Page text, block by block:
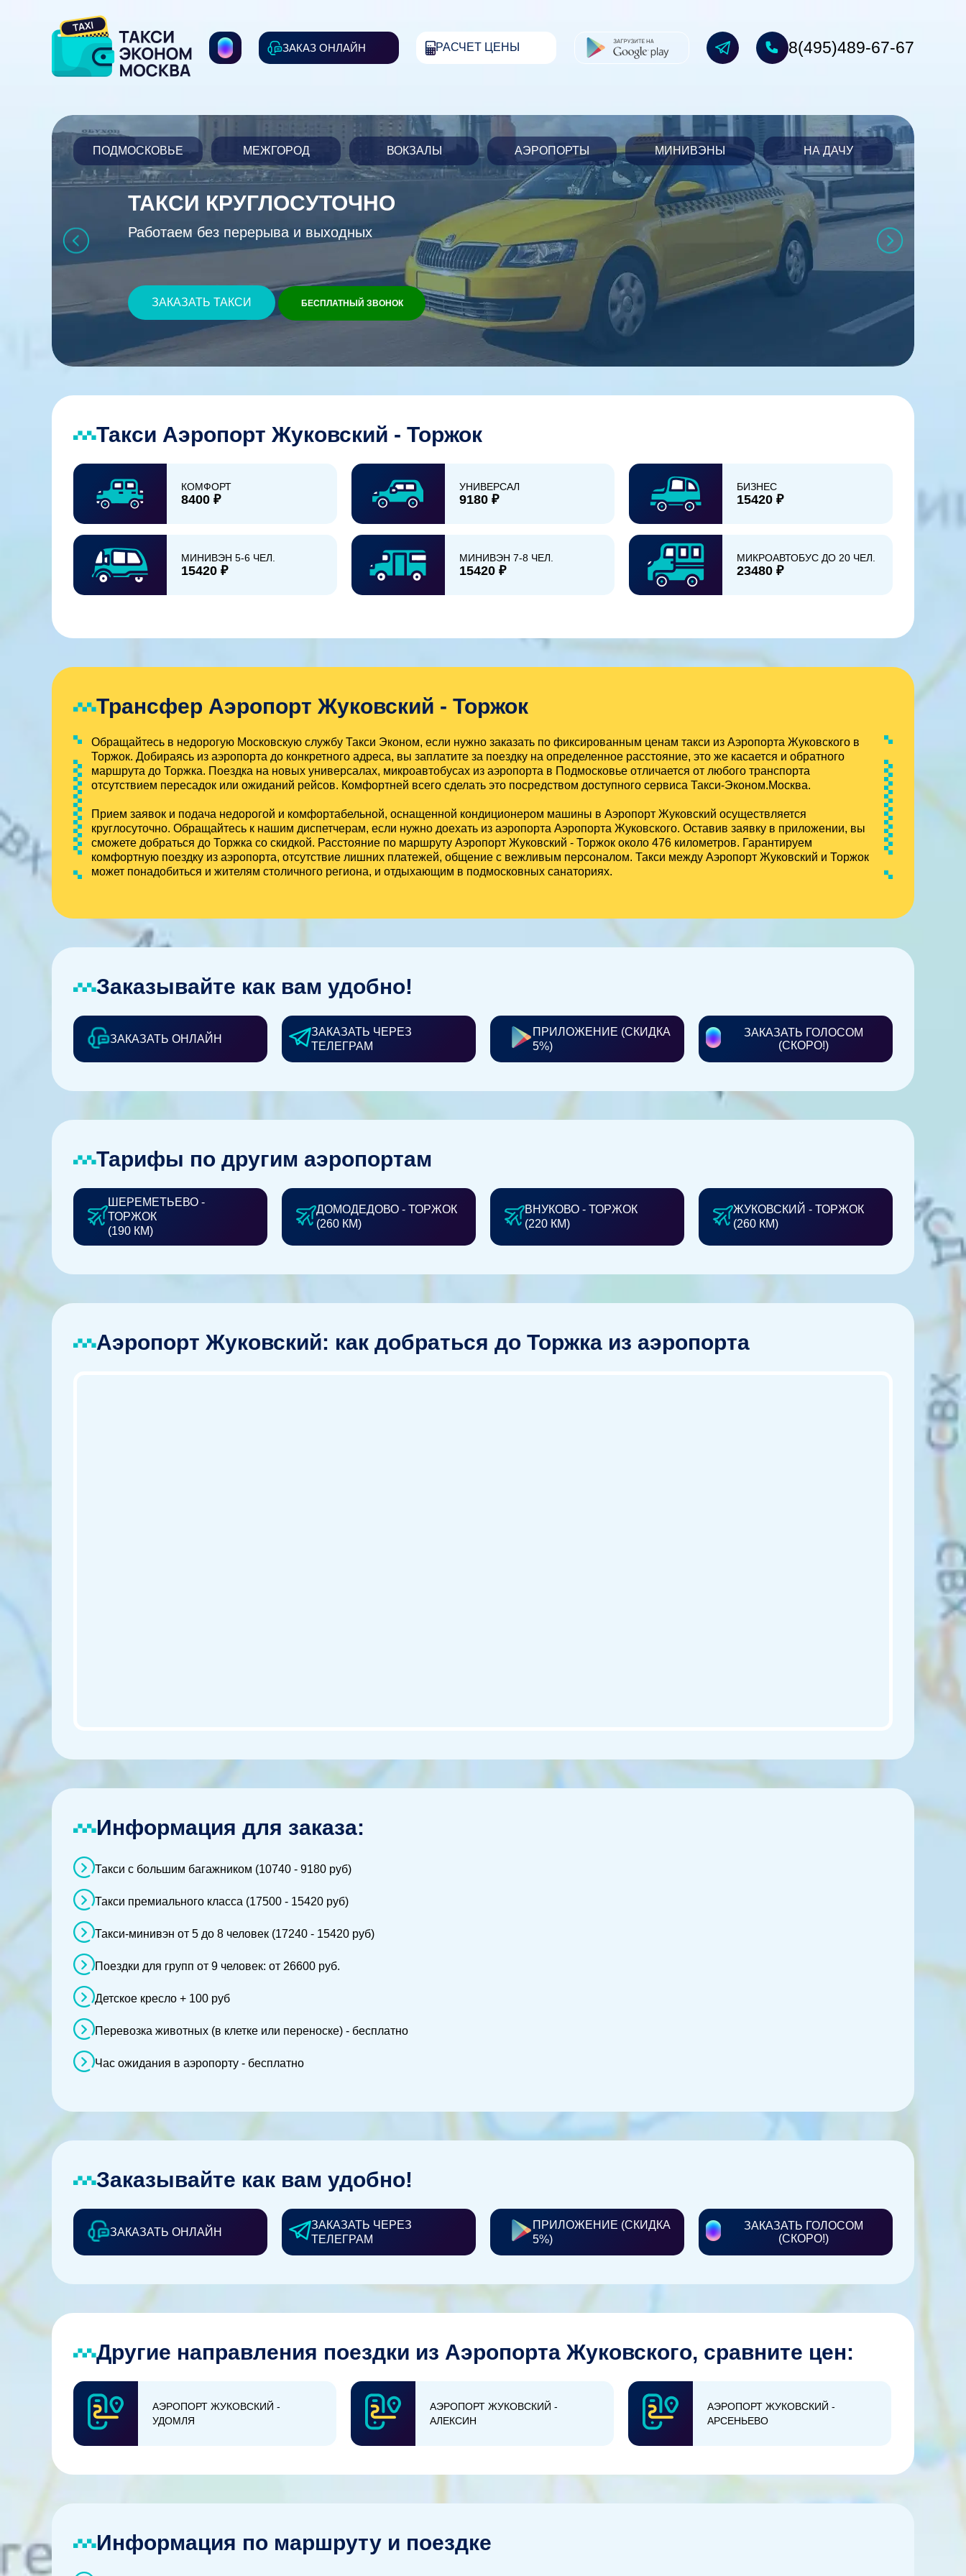
ЗАКАЗ ОНЛАЙН РАСЧЕТ ЦЕНЫ 8(495)489-67-67
ПОДМОСКОВЬЕ МЕЖГОРОД ВОКЗАЛЫ АЭРОПОРТЫ МИНИВЭНЫ НА ДАЧУ
ТАКСИ КРУГЛОСУТОЧНО
Работаем без перерыва и выходных
ЗАКАЗАТЬ ТАКСИ БЕСПЛАТНЫЙ ЗВОНОК
Такси Аэропорт Жуковский - Торжок
КОМФОРТ
8400 ₽
УНИВЕРСАЛ
9180 ₽
БИЗНЕС
15420 ₽
МИНИВЭН 5-6 ЧЕЛ.
15420 ₽
МИНИВЭН 7-8 ЧЕЛ.
15420 ₽
МИКРОАВТОБУС ДО 20 ЧЕЛ.
23480 ₽
Трансфер Аэропорт Жуковский - Торжок
Обращайтесь в недорогую Московскую службу Такси Эконом, если нужно заказать по фиксированным ценам такси из Аэропорта Жуковского в
Торжок. Добираясь из аэропорта до конкретного адреса, вы заплатите за поездку на определенное расстояние, это же касается и обратного
маршрута до Торжка. Поездка на новых универсалах, микроавтобусах из аэропорта в Подмосковье отличается от любого транспорта
отсутствием пересадок или ожиданий рейсов. Комфортней всего сделать это посредством доступного сервиса Такси-Эконом.Москва.
Прием заявок и подача недорогой и комфортабельной, оснащенной кондиционером машины в Аэропорт Жуковский осуществляется
круглосуточно. Обращайтесь к нашим диспетчерам, если нужно доехать из аэропорта Аэропорта Жуковского. Оставив заявку в приложении, вы
сможете добраться до Торжка со скидкой. Расстояние по маршруту Аэропорт Жуковский - Торжок около 476 километров. Гарантируем
комфортную поездку из аэропорта, отсутствие лишних платежей, общение с вежливым персоналом. Такси между Аэропорт Жуковский и Торжок
может понадобиться и жителям столичного региона, и отдыхающим в подмосковных санаториях.
Заказывайте как вам удобно!
ЗАКАЗАТЬ ОНЛАЙН
ЗАКАЗАТЬ ЧЕРЕЗ
ТЕЛЕГРАМ
ПРИЛОЖЕНИЕ (СКИДКА
5%)
ЗАКАЗАТЬ ГОЛОСОМ
(СКОРО!)
Тарифы по другим аэропортам
ШЕРЕМЕТЬЕВО -
ТОРЖОК
(190 КМ)
ДОМОДЕДОВО - ТОРЖОК
(260 КМ)
ВНУКОВО - ТОРЖОК
(220 КМ)
ЖУКОВСКИЙ - ТОРЖОК
(260 КМ)
Аэропорт Жуковский: как добраться до Торжка из аэропорта
Информация для заказа:
Такси с большим багажником (10740 - 9180 руб)
Такси премиального класса (17500 - 15420 руб)
Такси-минивэн от 5 до 8 человек (17240 - 15420 руб)
Поездки для групп от 9 человек: от 26600 руб.
Детское кресло + 100 руб
Перевозка животных (в клетке или переноске) - бесплатно
Час ожидания в аэропорту - бесплатно
Заказывайте как вам удобно!
ЗАКАЗАТЬ ОНЛАЙН
ЗАКАЗАТЬ ЧЕРЕЗ
ТЕЛЕГРАМ
ПРИЛОЖЕНИЕ (СКИДКА
5%)
ЗАКАЗАТЬ ГОЛОСОМ
(СКОРО!)
Другие направления поездки из Аэропорта Жуковского, сравните цен:
АЭРОПОРТ ЖУКОВСКИЙ -
УДОМЛЯ
АЭРОПОРТ ЖУКОВСКИЙ -
АЛЕКСИН
АЭРОПОРТ ЖУКОВСКИЙ -
АРСЕНЬЕВО
Информация по маршруту и поездке